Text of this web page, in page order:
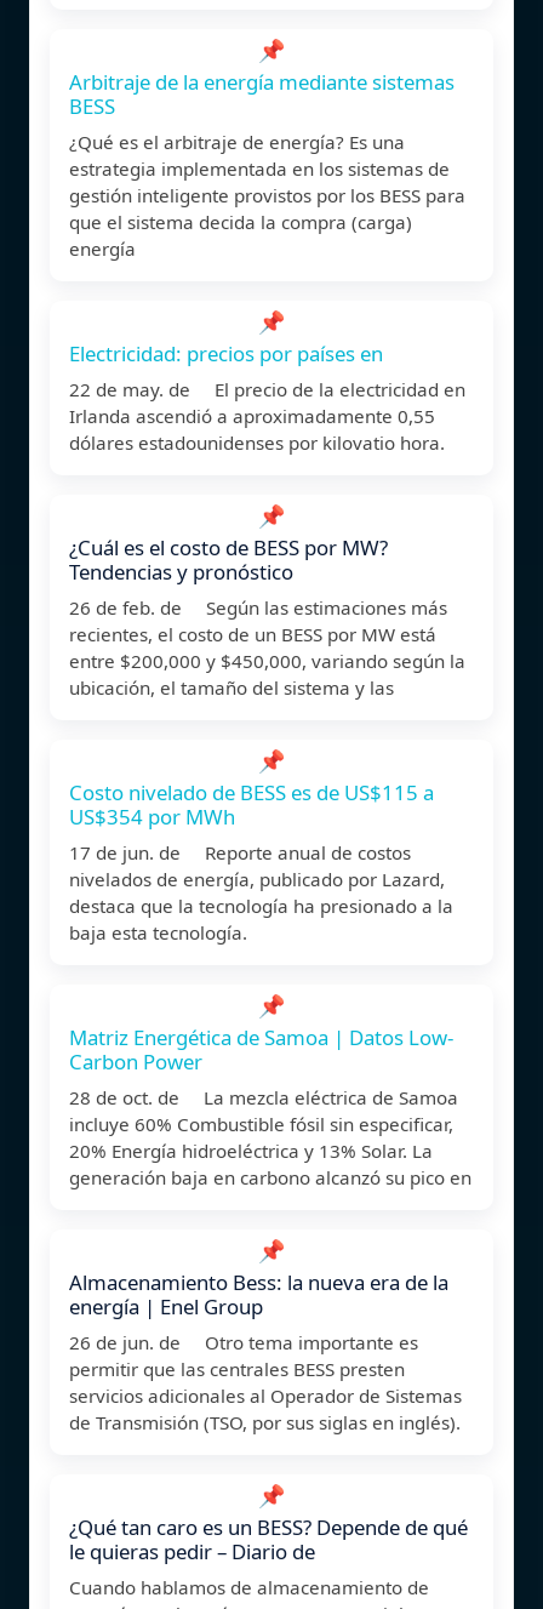
📌
Arbitraje de la energía mediante sistemas
BESS
¿Qué es el arbitraje de energía? Es una
estrategia implementada en los sistemas de
gestión inteligente provistos por los BESS para
que el sistema decida la compra (carga)
energía
📌
Electricidad: precios por países en
22 de may. de El precio de la electricidad en
Irlanda ascendió a aproximadamente 0,55
dólares estadounidenses por kilovatio hora.
📌
¿Cuál es el costo de BESS por MW?
Tendencias y pronóstico
26 de feb. de Según las estimaciones más
recientes, el costo de un BESS por MW está
entre $200,000 y $450,000, variando según la
ubicación, el tamaño del sistema y las
📌
Costo nivelado de BESS es de US$115 a
US$354 por MWh
17 de jun. de Reporte anual de costos
nivelados de energía, publicado por Lazard,
destaca que la tecnología ha presionado a la
baja esta tecnología.
📌
Matriz Energética de Samoa | Datos Low-
Carbon Power
28 de oct. de La mezcla eléctrica de Samoa
incluye 60% Combustible fósil sin especificar,
20% Energía hidroeléctrica y 13% Solar. La
generación baja en carbono alcanzó su pico en
📌
Almacenamiento Bess: la nueva era de la
energía | Enel Group
26 de jun. de Otro tema importante es
permitir que las centrales BESS presten
servicios adicionales al Operador de Sistemas
de Transmisión (TSO, por sus siglas en inglés).
📌
¿Qué tan caro es un BESS? Depende de qué
le quieras pedir – Diario de
Cuando hablamos de almacenamiento de